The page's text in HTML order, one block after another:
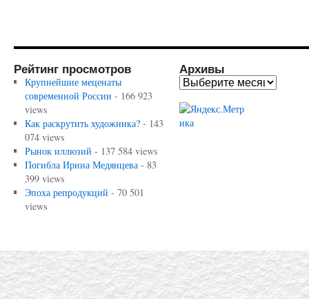
Рейтинг просмотров
Крупнейшие меценаты
современной России - 166 923
views
Как раскрутить художника?- 143
074 views
Рынок иллюзий - 137 584 views
Погибла Ирина Медянцева- 83
399 views
Эпоха репродукций - 70 501
views
Архивы